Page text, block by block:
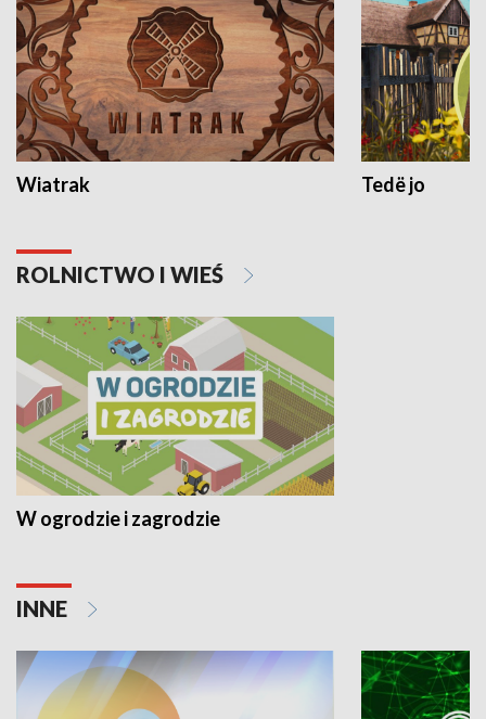
Wiatrak Tedë jo
ROLNICTWO I WIEŚ
W ogrodzie i zagrodzie
INNE